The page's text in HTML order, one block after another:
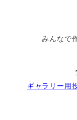
みんなで
ギャラリー用